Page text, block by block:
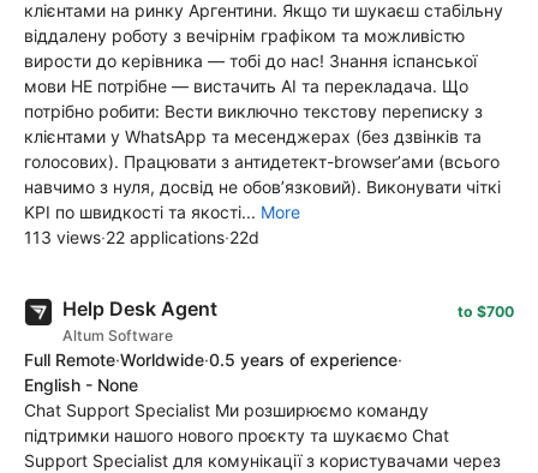
клієнтами на ринку Аргентини. Якщо ти шукаєш стабільну
віддалену роботу з вечірнім графіком та можливістю
вирости до керівника — тобі до нас! Знання іспанської
мови НЕ потрібне — вистачить АІ та перекладача. Що
потрібно робити: Вести виключно текстову переписку з
клієнтами у WhatsApp та месенджерах (без дзвінків та
голосових). Працювати з антидетект-browser’ами (всього
навчимо з нуля, досвід не обов’язковий). Виконувати чіткі
KPI по швидкості та якості... More
113 views·22 applications·22d
Help Desk Agent
Altum Software
to $700
Full Remote·Worldwide·0.5 years of experience·
English - None
Chat Support Specialist Ми розширюємо команду
підтримки нашого нового проєкту та шукаємо Chat
Support Specialist для комунікації з користувачами через